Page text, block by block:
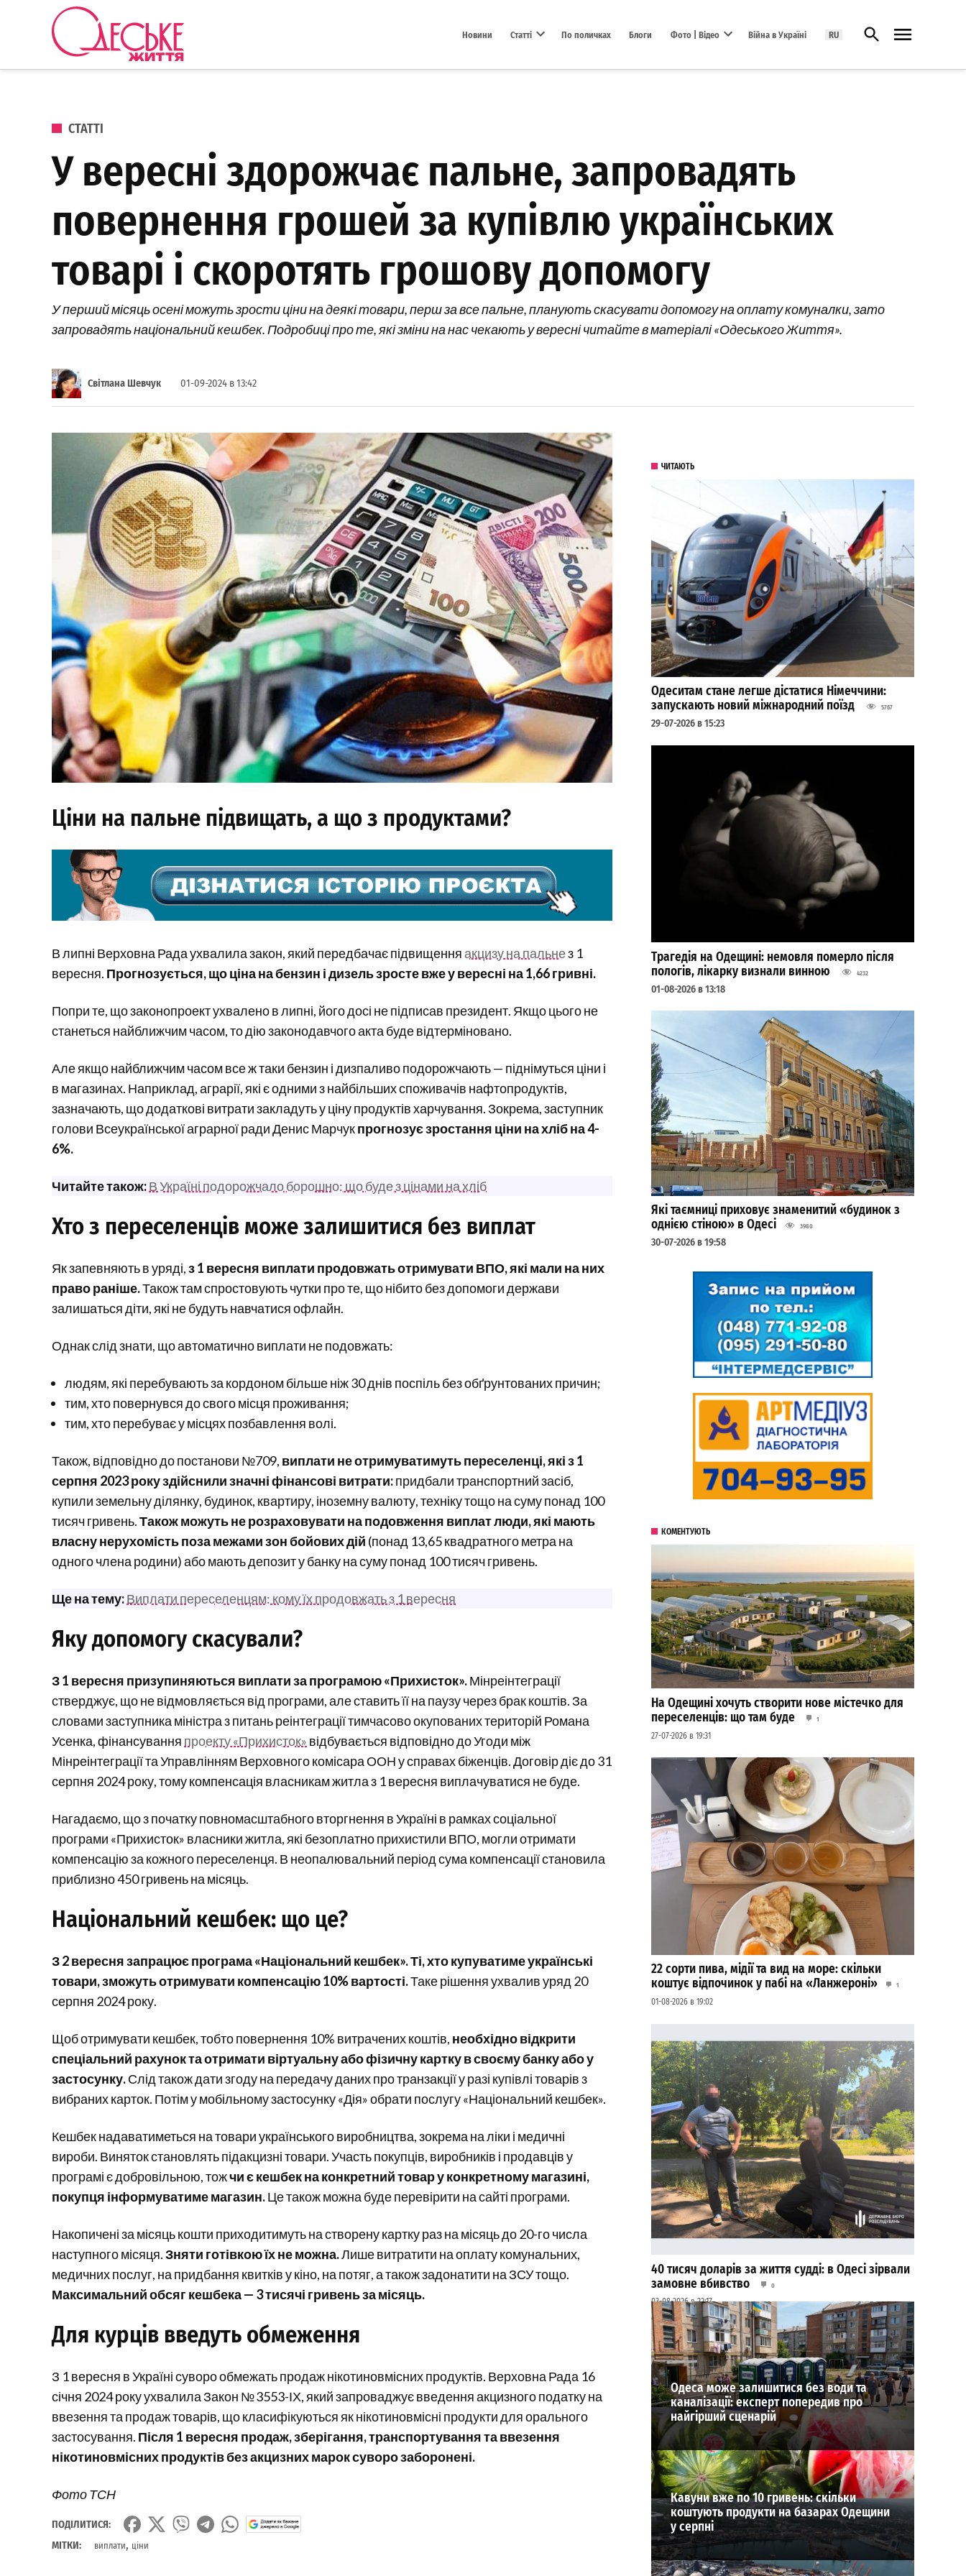
Перейти до вмісту
Новини Статті По поличках Блоги Фото | Відео Війна в Україні RU Відкрити пошук
ОПУБЛІКОВАНО В
СТАТТІ
У вересні здорожчає пальне, запровадять
повернення грошей за купівлю українських
товарі і скоротять грошову допомогу
У перший місяць осені можуть зрости ціни на деякі товари, перш за все пальне, планують скасувати допомогу на оплату комуналки, зато
запровадять національний кешбек. Подробиці про те, які зміни на нас чекають у вересні читайте в матеріалі «Одеського Життя».
Світлана Шевчук 01-09-2024 в 13:42
Ціни на пальне підвищать, а що з продуктами?
В липні Верховна Рада ухвалила закон, який передбачає підвищенняакцизу на пальнез 1
вересня. Прогнозується, що ціна на бензин і дизель зросте вже у вересні на 1,66 гривні.
Попри те, що законопроект ухвалено в липні, його досі не підписав президент. Якщо цього не
станеться найближчим часом, то дію законодавчого акта буде відтерміновано.
Але якщо найближчим часом все ж таки бензин і дизпаливо подорожчають — піднімуться ціни і
в магазинах. Наприклад, аграрії, які є одними з найбільших споживачів нафтопродуктів,
зазначають, що додаткові витрати закладуть у ціну продуктів харчування. Зокрема, заступник
голови Всеукраїнської аграрної ради Денис Марчукпрогнозує зростання ціни на хліб на 4-
6%.
Читайте також:В Україні подорожчало борошно: що буде з цінами на хліб
Хто з переселенців може залишитися без виплат
Як запевняють в уряді,з 1 вересня виплати продовжать отримувати ВПО, які мали на них
право раніше.Також там спростовують чутки про те, що нібито без допомоги держави
залишаться діти, які не будуть навчатися офлайн.
Однак слід знати, що автоматично виплати не подовжать:
людям, які перебувають за кордоном більше ніж 30 днів поспіль без обґрунтованих причин;
тим, хто повернувся до свого місця проживання;
тим, хто перебуває у місцях позбавлення волі.
Також, відповідно до постанови №709, виплати не отримуватимуть переселенці, які з 1
серпня 2023 року здійснили значні фінансові витрати:придбали транспортний засіб,
купили земельну ділянку, будинок, квартиру, іноземну валюту, техніку тощо на суму понад 100
тисяч гривень.Також можуть не розраховувати на подовження виплат люди, які мають
власну нерухомість поза межами зон бойових дій (понад 13,65 квадратного метра на
одного члена родини) або мають депозит у банку на суму понад 100 тисяч гривень.
Ще на тему:Виплати переселенцям: кому їх продовжать з 1 вересня
Яку допомогу скасували?
З 1 вересня призупиняються виплати за програмою «Прихисток».Мінреінтеграції
стверджує, що не відмовляється від програми, але ставить її на паузу через брак коштів. За
словами заступника міністра з питань реінтеграції тимчасово окупованих територій Романа
Усенка, фінансування проекту «Прихисток» відбувається відповідно до Угоди між
Мінреінтеграції та Управлінням Верховного комісара ООН у справах біженців. Договір діє до 31
серпня 2024 року, тому компенсація власникам житла з 1 вересня виплачуватися не буде.
Нагадаємо, що з початку повномасштабного вторгнення в Україні в рамках соціальної
програми «Прихисток» власники житла, які безоплатно прихистили ВПО, могли отримати
компенсацію за кожного переселенця. В неопалювальний період сума компенсації становила
приблизно 450 гривень на місяць.
Національний кешбек: що це?
З 2 вересня запрацює програма «Національний кешбек». Ті, хто купуватиме українські
товари, зможуть отримувати компенсацію 10% вартості.Таке рішення ухвалив уряд 20
серпня 2024 року.
Щоб отримувати кешбек, тобто повернення 10% витрачених коштів, необхідно відкрити
спеціальний рахунок та отримати віртуальну або фізичну картку в своєму банку або у
застосунку.Слід також дати згоду на передачу даних про транзакції у разі купівлі товарів з
вибраних карток. Потім у мобільному застосунку «Дія» обрати послугу «Національний кешбек».
Кешбек надаватиметься на товари українського виробництва, зокрема на ліки і медичні
вироби. Виняток становлять підакцизні товари. Участь покупців, виробників і продавців у
програмі є добровільною, тожчи є кешбек на конкретний товар у конкретному магазині,
покупця інформуватиме магазин.Це також можна буде перевірити на сайті програми.
Накопичені за місяць кошти приходитимуть на створену картку раз на місяць до 20-го числа
наступного місяця.Зняти готівкою їх не можна.Лише витратити на оплату комунальних,
медичних послуг, на придбання квитків у кіно, на потяг, а також задонатити на ЗСУ тощо.
Максимальний обсяг кешбека — 3 тисячі гривень за місяць.
Для курців введуть обмеження
З 1 вересня в Україні суворо обмежать продаж нікотиновмісних продуктів. Верховна Рада 16
січня 2024 року ухвалила Закон № 3553-ІХ, який запроваджує введення акцизного податку на
ввезення та продаж товарів, що класифікуються як нікотиновмісні продукти для орального
застосування. Після 1 вересня продаж, зберігання, транспортування та ввезення
нікотиновмісних продуктів без акцизних марок суворо заборонені.
Фото ТСН
ПОДІЛИТИСЯ:
МІТКИ:
виплати, ціни
ЧИТАЮТЬ
Одеситам стане легше дістатися Німеччини:
запускають новий міжнародний поїзд
5767
29-07-2026 в 15:23
Трагедія на Одещині: немовля померло після
пологів, лікарку визнали винною
4232
01-08-2026 в 13:18
Які таємниці приховує знаменитий «будинок з
однією стіною» в Одесі
3980
30-07-2026 в 19:58
КОМЕНТУЮТЬ
На Одещині хочуть створити нове містечко для
переселенців: що там буде
1
27-07-2026 в 19:31
22 сорти пива, мідії та вид на море: скільки
коштує відпочинок у пабі на «Ланжероні»
1
01-08-2026 в 19:02
40 тисяч доларів за життя судді: в Одесі зірвали
замовне вбивство
0
03-08-2026 в 22:17
ВИБІР РЕДАКЦІЇ
Одеса може залишитися без води та
каналізації: експерт попередив про
найгірший сценарій
Кавуни вже по 10 гривень: скільки
коштують продукти на базарах Одещини
у серпні